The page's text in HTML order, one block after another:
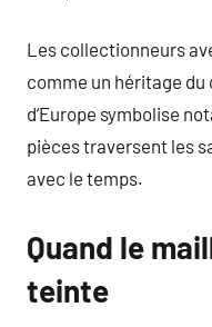
Les collectionneurs
comme un héritage du
d’Europe symbolise
pièces traversent les
avec le temps.
Quand le
teinte